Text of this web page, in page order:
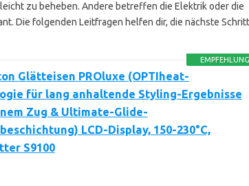
zu beheben. Andere betreffen die Elektrik oder die
Die folgenden Leitfragen helfen dir, die nächste
EMPFEHLUNG
Glätteisen PROluxe (OPTIheat-
für lang anhaltende Styling-Ergebnisse
Zug & Ultimate-Glide-
LCD-Display, 150-230°C,
S9100